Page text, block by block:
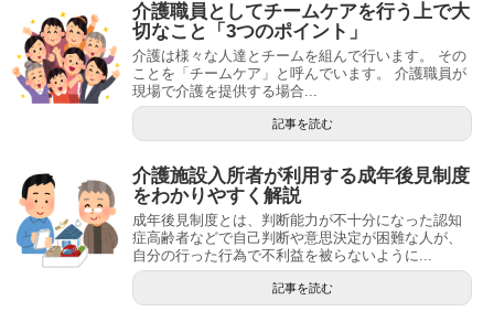
介護職員としてチームケアを行う上で大
切なこと「3つのポイント」
介護は様々な人達とチームを組んで行います。 その
ことを「チームケア」と呼んでいます。 介護職員が
現場で介護を提供する場合...
記事を読む
介護施設入所者が利用する成年後見制度
をわかりやすく解説
成年後見制度とは、判断能力が不十分になった認知
症高齢者などで自己判断や意思決定が困難な人が、
自分の行った行為で不利益を被らないように...
記事を読む